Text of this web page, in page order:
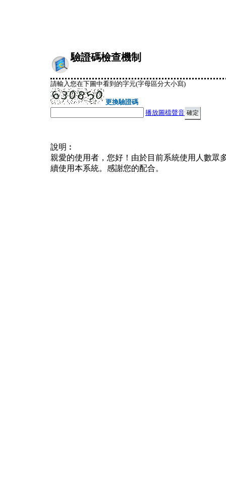
驗證碼檢查機制
請輸入您在下圖中看到的字元(字母區分大小寫)
更換驗證碼
播放圖檔聲音
說明︰
親愛的使用者，您好！由於目前系統使用人數眾
續使用本系統。感謝您的配合。